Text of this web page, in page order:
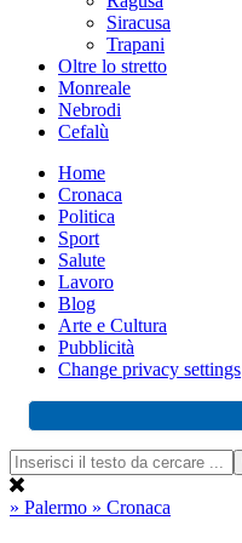
Siracusa
Trapani
Oltre lo stretto
Monreale
Nebrodi
Cefalù
Home
Cronaca
Politica
Sport
Salute
Lavoro
Blog
Arte e Cultura
Pubblicità
Change privacy settings
» Palermo » Cronaca